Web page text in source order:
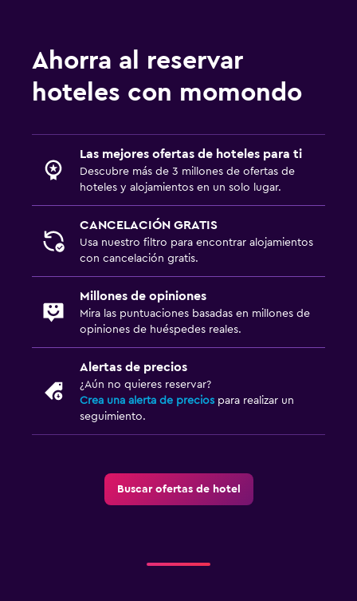
Ahorra al reservar
hoteles con momondo
Las mejores ofertas de hoteles para ti
Descubre más de 3 millones de ofertas de
hoteles y alojamientos en un solo lugar.
CANCELACIÓN GRATIS
Usa nuestro filtro para encontrar alojamientos
con cancelación gratis.
Millones de opiniones
Mira las puntuaciones basadas en millones de
opiniones de huéspedes reales.
Alertas de precios
¿Aún no quieres reservar?
Crea una alerta de precios para realizar un
seguimiento.
Buscar ofertas de hotel